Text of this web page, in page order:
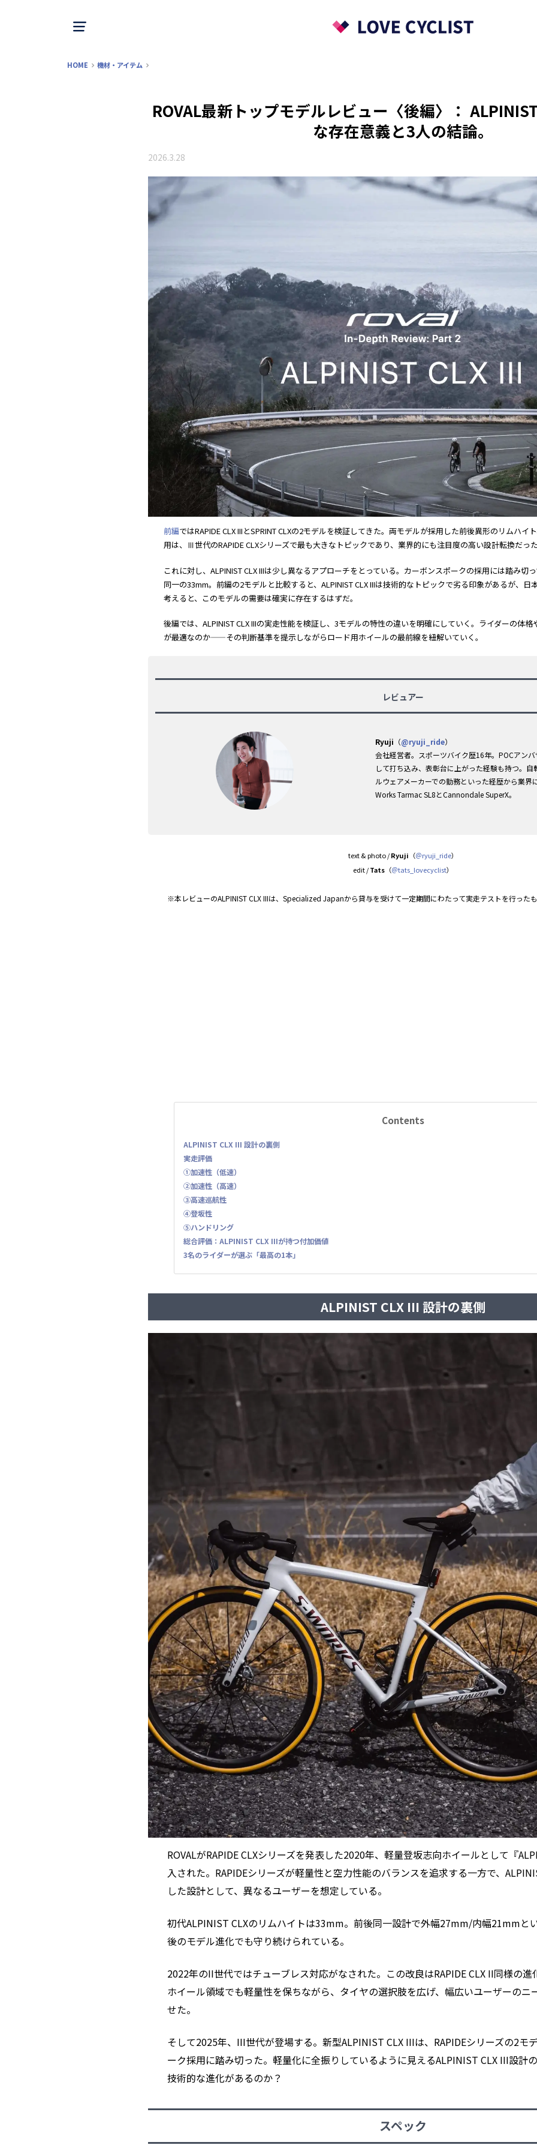
HOME 機材・アイテム
ROVAL最新トップモデルレビュー〈後編〉：
な存在意義と3人の結論。
2026.3.28
前編ではRAPIDE CLX IIIとSPRINT CLXの2モデルを検証してきた。両モデルが採用した前後異形のリムハイ
用は、Ⅲ世代のRAPIDE CLXシリーズで最も大きなトピックであり、業界的にも注目度の高い設計転換だった
これに対し、ALPINIST CLX IIIは少し異なるアプローチをとっている。カーボンスポークの採用には踏み切
同一の33mm。前編の2モデルと比較すると、ALPINIST CLX IIIは技術的なトピックで劣る印象があるが、日
考えると、このモデルの需要は確実に存在するはずだ。
後編では、ALPINIST CLX IIIの実走性能を検証し、3モデルの特性の違いを明確にしていく。ライダーの体
が最適なのか——その判断基準を提示しながらロード用ホイールの最前線を紐解いていく。
レビュアー
Ryuji （@ryuji_ride）
会社経営者。スポーツバイク歴16年。POCアン
して打ち込み、表彰台に上がった経験も持つ。
ルウェアメーカーでの勤務といった経歴から業界
Works Tarmac SL8とCannondale SuperX。
text & photo /Ryuji （＠ryuji_ride）
edit /Tats（＠tats_lovecyclist）
※本レビューのALPINIST CLX IIIは、Specialized Japanから貸与を受けて一定期間にわたって実走テストを行ったも
Contents
ALPINIST CLX III 設計の裏側
実走評価
①加速性（低速）
②加速性（高速）
③高速巡航性
④登坂性
⑤ハンドリング
総合評価：ALPINIST CLX IIIが持つ付加価値
3名のライダーが選ぶ「最高の1本」
ALPINIST CLX III 設計の裏側
ROVALがRAPIDE CLXシリーズを発表した2020年、軽量登坂志向ホイールとして『
入された。RAPIDEシリーズが軽量性と空力性能のバランスを追求する一方で、
した設計として、異なるユーザーを想定している。
初代ALPINIST CLXのリムハイトは33mm。前後同一設計で外幅27mm/内幅21mmと
後のモデル進化でも守り続けられている。
2022年のII世代ではチューブレス対応がなされた。この改良はRAPIDE CLX II同様の
ホイール領域でも軽量性を保ちながら、タイヤの選択肢を広げ、幅広いユーザーのニ
せた。
そして2025年、III世代が登場する。新型ALPINIST CLX IIIは、RAPIDEシリーズの2モ
ーク採用に踏み切った。軽量化に全振りしているように見えるALPINIST CLX III設計
技術的な進化があるのか？
スペック